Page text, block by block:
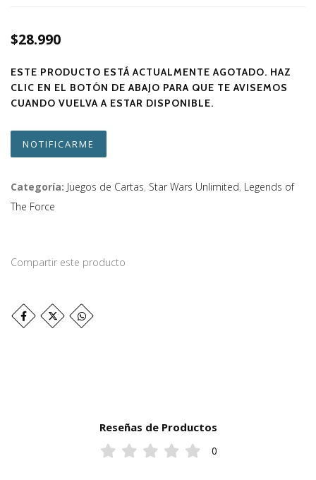
$28.990
ESTE PRODUCTO ESTÁ ACTUALMENTE AGOTADO. HAZ
CLIC EN EL BOTÓN DE ABAJO PARA QUE TE AVISEMOS
CUANDO VUELVA A ESTAR DISPONIBLE.
NOTIFICARME
Categoría: Juegos de Cartas, Star Wars Unlimited, Legends of
The Force
Compartir este producto
Reseñas de Productos
0